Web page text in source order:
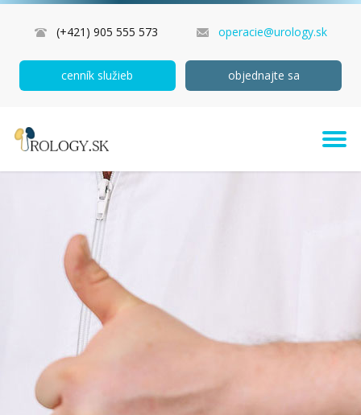
(+421) 905 555 573 operacie@urology.sk
cenník služieb objednajte sa